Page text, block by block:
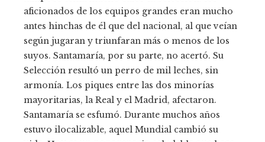
aficionados de los equipos grandes eran mucho
antes hinchas de él que del nacional, al que veían
según jugaran y triunfaran más o menos de los
suyos. Santamaría, por su parte, no acertó. Su
Selección resultó un perro de mil leches, sin
armonía. Los piques entre las dos minorías
mayoritarias, la Real y el Madrid, afectaron.
Santamaría se esfumó. Durante muchos años
estuvo ilocalizable, aquel Mundial cambió su